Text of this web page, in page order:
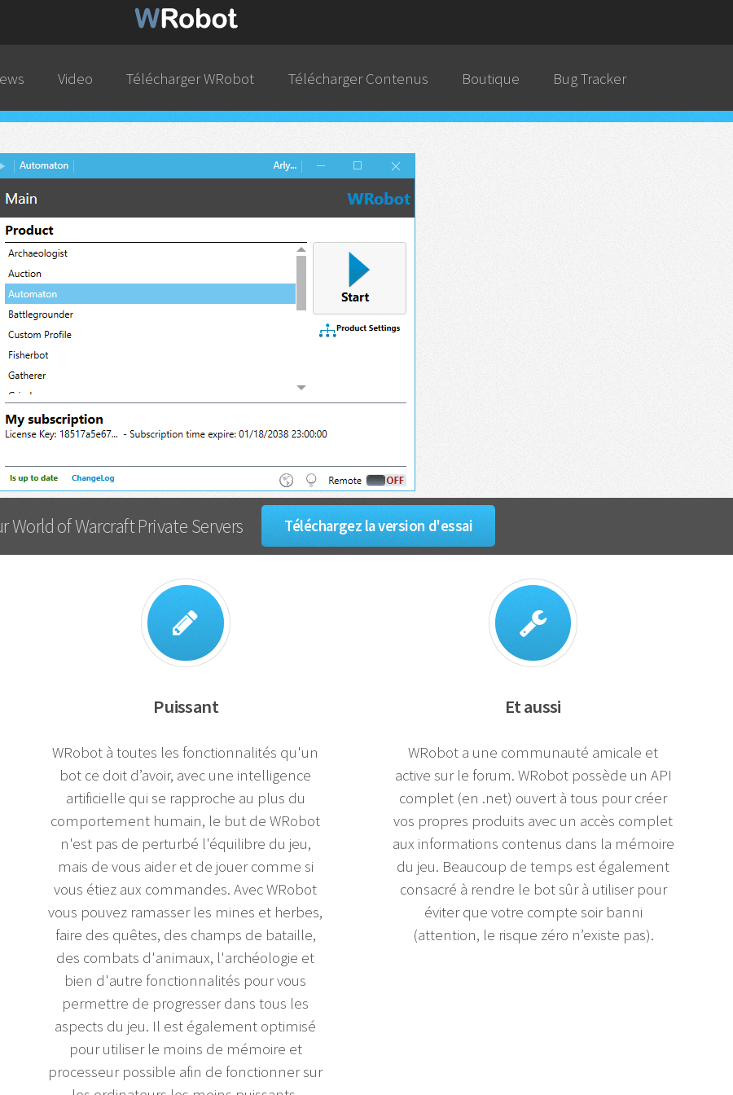
Video Télécharger WRobot Télécharger Contenus Boutique Bug Tracker
World of Warcraft Private Servers Téléchargez la version d'essai
Puissant
WRobot à toutes les fonctionnalités qu'un
bot ce doit d’avoir, avec une intelligence
artificielle qui se rapproche au plus du
comportement humain, le but de WRobot
n'est pas de perturbé l'équilibre du jeu,
mais de vous aider et de jouer comme si
vous étiez aux commandes. Avec WRobot
vous pouvez ramasser les mines et herbes,
faire des quêtes, des champs de bataille,
des combats d'animaux, l'archéologie et
bien d'autre fonctionnalités pour vous
permettre de progresser dans tous les
aspects du jeu. Il est également optimisé
pour utiliser le moins de mémoire et
processeur possible afin de fonctionner sur
Et aussi
WRobot a une communauté amicale et
active sur le forum. WRobot possède un API
complet (en .net) ouvert à tous pour créer
vos propres produits avec un accès complet
aux informations contenus dans la mémoire
du jeu. Beaucoup de temps est également
consacré à rendre le bot sûr à utiliser pour
éviter que votre compte soir banni
(attention, le risque zéro n’existe pas).